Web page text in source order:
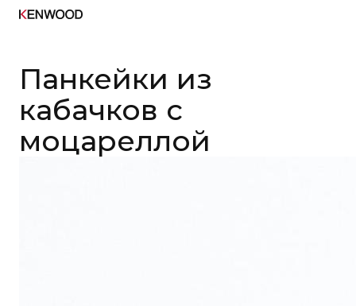
Панкейки из
кабачков с
моцареллой